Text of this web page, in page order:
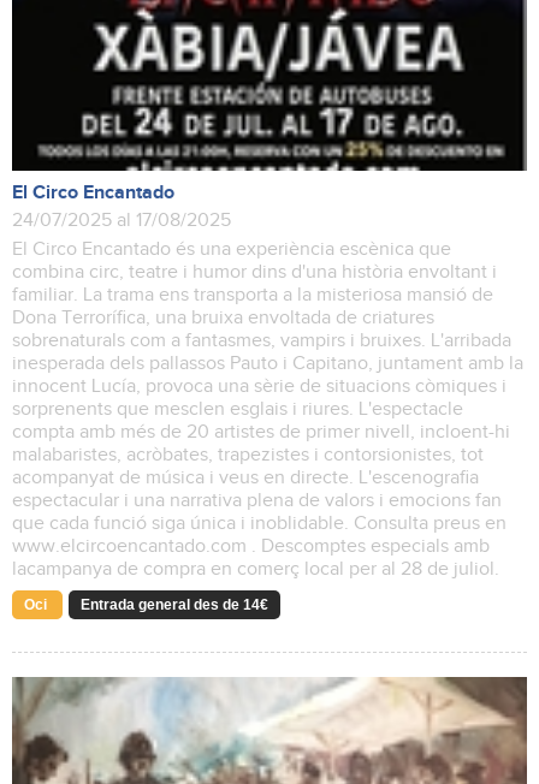
El Circo Encantado
24/07/2025 al 17/08/2025
El Circo Encantado és una experiència escènica que
combina circ, teatre i humor dins d'una història envoltant i
familiar. La trama ens transporta a la misteriosa mansió de
Dona Terrorífica, una bruixa envoltada de criatures
sobrenaturals com a fantasmes, vampirs i bruixes. L'arribada
inesperada dels pallassos Pauto i Capitano, juntament amb la
innocent Lucía, provoca una sèrie de situacions còmiques i
sorprenents que mesclen esglais i riures. L'espectacle
compta amb més de 20 artistes de primer nivell, incloent-hi
malabaristes, acròbates, trapezistes i contorsionistes, tot
acompanyat de música i veus en directe. L'escenografia
espectacular i una narrativa plena de valors i emocions fan
que cada funció siga única i inoblidable. Consulta preus en
www.elcircoencantado.com . Descomptes especials amb
lacampanya de compra en comerç local per al 28 de juliol.
Oci Entrada general des de 14€